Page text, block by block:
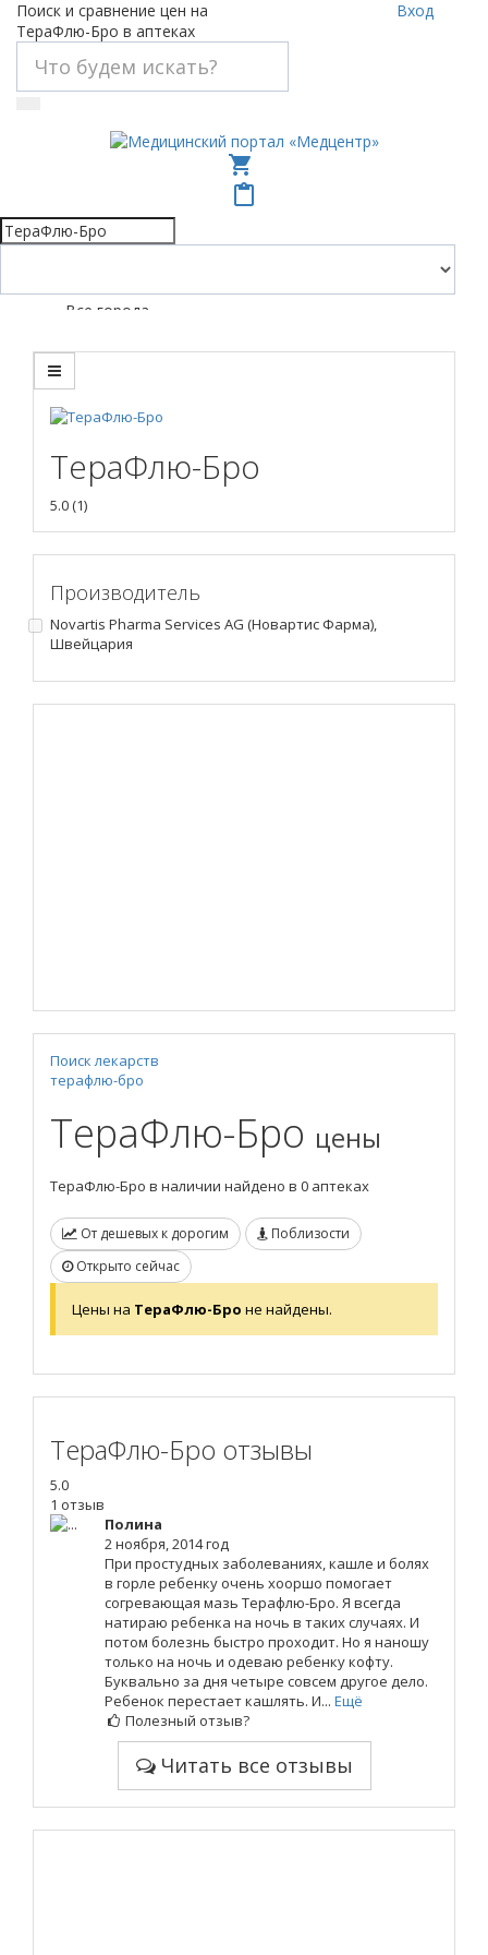
Поиск и сравнение цен на
ТераФлю-Бро в аптеках
Вход
shopping_cart
content_paste
Все города
ТераФлю-Бро
5.0(1)
Производитель
Novartis Pharma Services AG (Новартис Фарма),
Швейцария
Поиск лекарств
терафлю-бро
ТераФлю-Бро цены
ТераФлю-Бро в наличии найдено в 0 аптеках
От дешевых к дорогим
Поблизости
Открыто сейчас
Цены на ТераФлю-Бро не найдены.
ТераФлю-Бро отзывы
5.0
1 отзыв
Полина
2 ноября, 2014 год
При простудных заболеваниях, кашле и болях
в горле ребенку очень хооршо помогает
согревающая мазь Терафлю-Бро. Я всегда
натираю ребенка на ночь в таких случаях. И
потом болезнь быстро проходит. Но я наношу
только на ночь и одеваю ребенку кофту.
Буквально за дня четыре совсем другое дело.
Ребенок перестает кашлять. И... Ещё
Полезный отзыв?
Читать все отзывы